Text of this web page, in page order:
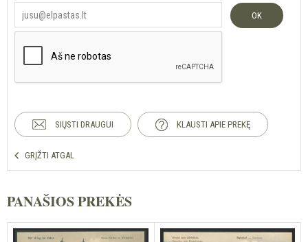
OK
SIŲSTI DRAUGUI KLAUSTI APIE PREKĘ
GRĮŽTI ATGAL
PANAŠIOS PREKĖS